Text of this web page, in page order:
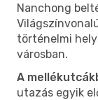
Nanchong
történelmi
városban.
A
utazás egyik